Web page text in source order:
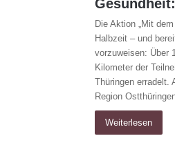
Die Aktion „Mit
Halbzeit – und
vorzuweisen: Über
Kilometer der
Thüringen erradelt.
Region
Weiterlesen